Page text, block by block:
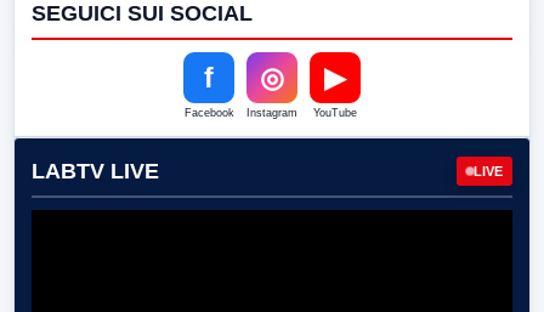
SEGUICI SUI SOCIAL
f
Facebook
◎
Instagram
▶
YouTube
LABTV LIVE LIVE